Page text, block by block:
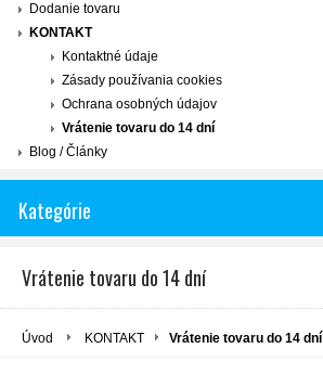
Dodanie tovaru
KONTAKT
Kontaktné údaje
Zásady používania cookies
Ochrana osobných údajov
Vrátenie tovaru do 14 dní
Blog / Články
Kategórie
Vrátenie tovaru do 14 dní
Úvod KONTAKT Vrátenie tovaru do 14 dní